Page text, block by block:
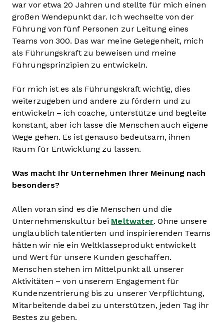
war vor etwa 20 Jahren und stellte für mich einen
großen Wendepunkt dar. Ich wechselte von der
Führung von fünf Personen zur Leitung eines
Teams von 300. Das war meine Gelegenheit, mich
als Führungskraft zu beweisen und meine
Führungsprinzipien zu entwickeln.
Für mich ist es als Führungskraft wichtig, dies
weiterzugeben und andere zu fördern und zu
entwickeln – ich coache, unterstütze und begleite
konstant, aber ich lasse die Menschen auch eigene
Wege gehen. Es ist genauso bedeutsam, ihnen
Raum für Entwicklung zu lassen.
Was macht Ihr Unternehmen Ihrer Meinung nach
besonders?
Allen voran sind es die Menschen und die
Unternehmenskultur bei Meltwater. Ohne unsere
unglaublich talentierten und inspirierenden Teams
hätten wir nie ein Weltklasseprodukt entwickelt
und Wert für unsere Kunden geschaffen.
Menschen stehen im Mittelpunkt all unserer
Aktivitäten – von unserem Engagement für
Kundenzentrierung bis zu unserer Verpflichtung,
Mitarbeitende dabei zu unterstützen, jeden Tag ihr
Bestes zu geben.